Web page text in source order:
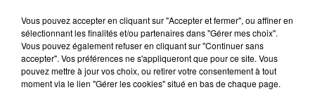
11h51
À LA UNE : affaire Manon
Relandeau, musée cambriolé et
Amel Bent en...
Vous pouvez accepter en cliquant sur "Accepter et fermer", ou affiner en
sélectionnant les finalités et/ou partenaires dans "Gérer mes choix".
Vous pouvez également refuser en cliquant sur "Continuer sans
accepter". Vos préférences ne s'appliqueront que pour ce site. Vous
pouvez mettre à jour vos choix, ou retirer votre consentement à tout
moment via le lien "Gérer les cookies" situé en bas de chaque page.